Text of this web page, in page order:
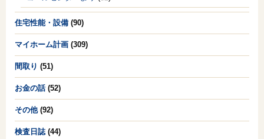
住宅性能・設備 (90)
マイホーム計画 (309)
間取り (51)
お金の話(52)
その他(92)
検査日誌 (44)